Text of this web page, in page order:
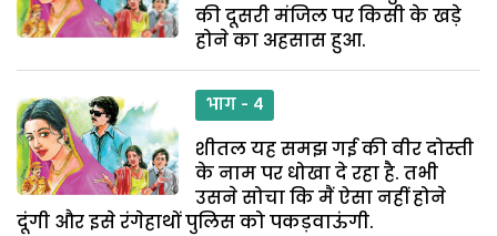
की दूसरी मंजिल पर किसी के खड़े
होने का अहसास हुआ.
भाग - 4
शीतल यह समझ गई की वीर दोस्ती
के नाम पर धोखा दे रहा है. तभी
उसने सोचा कि मैं ऐसा नहीं होने
दूंगी और इसे रंगेहाथों पुलिस को पकड़वाऊंगी.